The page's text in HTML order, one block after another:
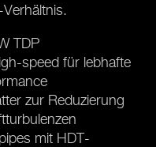
TDP
speed für lebhafte
zur Reduzierung
mit HDT-